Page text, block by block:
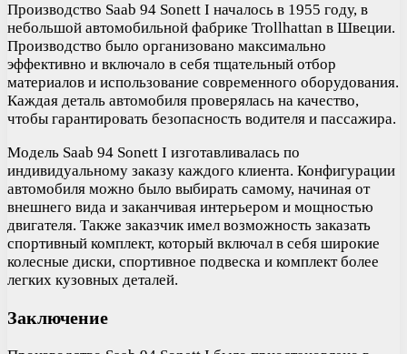
Производство Saab 94 Sonett I началось в 1955 году, в
небольшой автомобильной фабрике Trollhattan в Швеции.
Производство было организовано максимально
эффективно и включало в себя тщательный отбор
материалов и использование современного оборудования.
Каждая деталь автомобиля проверялась на качество,
чтобы гарантировать безопасность водителя и пассажира.
Модель Saab 94 Sonett I изготавливалась по
индивидуальному заказу каждого клиента. Конфигурации
автомобиля можно было выбирать самому, начиная от
внешнего вида и заканчивая интерьером и мощностью
двигателя. Также заказчик имел возможность заказать
спортивный комплект, который включал в себя широкие
колесные диски, спортивное подвеска и комплект более
легких кузовных деталей.
Заключение